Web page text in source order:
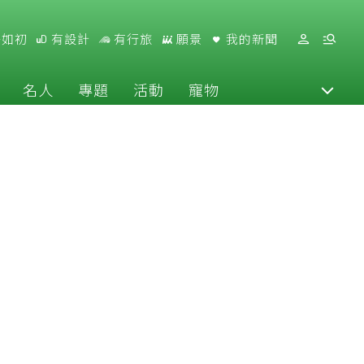
初 有設計 有行旅 願景 我的新聞
名人 專題 活動 寵物